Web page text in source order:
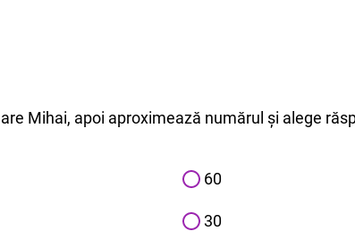
Mihai, apoi aproximează numărul și alege
60
30